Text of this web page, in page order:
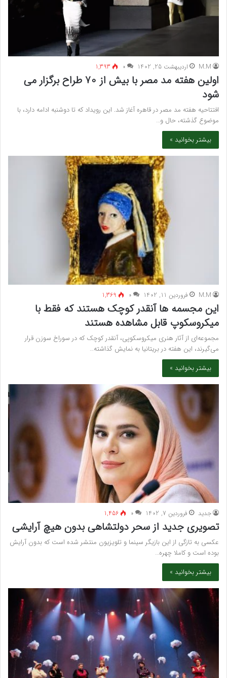
M.M اردیبهشت 25, 1402 ۰ 1,393
اولین هفته مد مصر با بیش از 70 طراح برگزار می
شود
افتتاحیه هفته مد مصر در قاهره آغاز شد. این رویداد که تا دوشنبه ادامه دارد، با
موضوع گذشته، حال و…
بیشتر بخوانید »
M.M فروردین 11, 1402 ۰ 1,369
این مجسمه ها آنقدر کوچک هستند که فقط با
میکروسکوپ قابل مشاهده هستند
مجموعه‌ای از آثار هنری میکروسکوپی، آنقدر کوچک که در سوراخ سوزن قرار
می‌گیرند، این هفته در بریتانیا به نمایش گذاشته…
بیشتر بخوانید »
جدید فروردین 7, 1402 ۰ 1,456
تصویری جدید از سحر دولتشاهی بدون هیچ آرایشی
عکسی به تازگی از این بازیگر سینما و تلویزیون منتشر شده است که بدون آرایش
بوده است و کاملا چهره…
بیشتر بخوانید »